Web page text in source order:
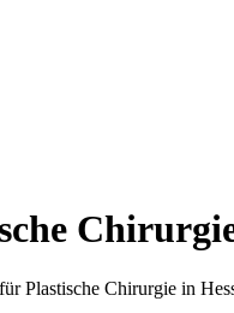
Plastische Chirurgie in